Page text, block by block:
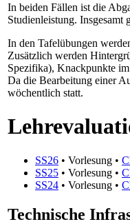
In beiden Fällen ist die
Studienleistung. Insgesamt
In den Tafelübungen
Zusätzlich werden
Spezifika), Knackpunkte
Da die Bearbeitung einer
wöchentlich statt.
SS26 • Vorlesung •
SS25 • Vorlesung •
SS24 • Vorlesung •
Technische